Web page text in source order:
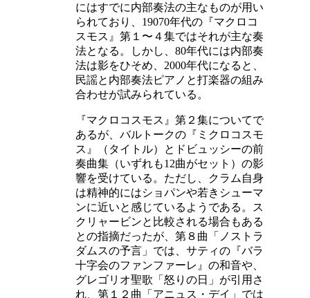
にはすでに内部奏法の主なものが用い
られており、19070年代の『マクロコ
スモス』第１〜４集ではそれが主な奏
法となる。しかし、80年代には内部奏
法は影をひそめ、2000年代になると、
民謡と内部奏法ピアノと打楽器の組み
合わせが試みられている。
『マクロコスモス』第２集についてで
あるが、バルトークの『ミクロコスモ
ス』（タイトル）とドビュッシーの前
奏曲集（いずれも12曲がセット）の影
響を受けている。ただし、クラム自身
は精神的にはショパンや若きシューマ
ンに近いと感じているようである。ス
クリャービンと比較される場合もある
との指摘だったが、第８曲「ノストラ
ダムスの予言」では、サティの『バラ
十字会のファンファーレ』の和音や、
グレゴリオ聖歌「怒りの日」が引用さ
れ、第１２曲「アニュス・デイ」では